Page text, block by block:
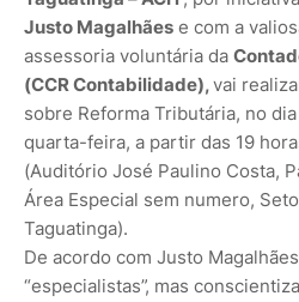
Justo Magalhães e com a
assessoria voluntária da
(CCR Contabilidade),vai
sobre Reforma Tributária, no
quarta-feira, a partir das 19
(Auditório José Paulino Costa,
Área Especial sem numero,
Taguatinga).
De acordo com Justo
“especialistas”, mas